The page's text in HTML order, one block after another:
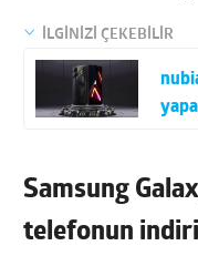
İLGİNİZİ ÇEKEBİLİR
Samsung
telefonun